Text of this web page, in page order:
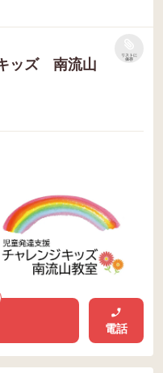
ッズ 南流山
リストに
保存
電話